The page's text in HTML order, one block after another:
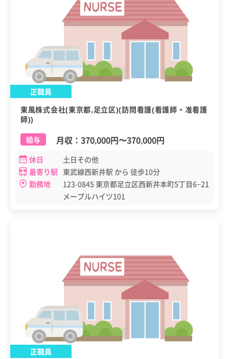
正職員
東風株式会社(東京都,足立区)(訪問看護(看護師・准看護
師))
給与
月収： 370,000円〜370,000円
休日
土日その他
最寄り駅 東武線西新井駅 から 徒歩10分
勤務地
123-0845 東京都足立区西新井本町5丁目6−21
メープルハイツ101
正職員